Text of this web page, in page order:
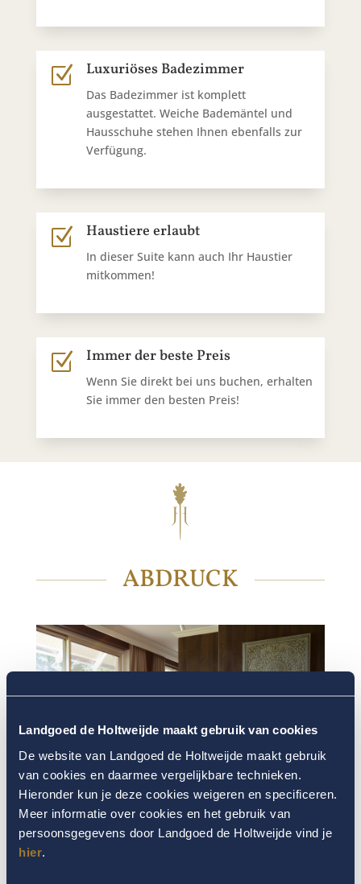
Landgoed de Holtweijde maakt gebruik van cookies
De website van Landgoed de Holtweijde maakt gebruik
van cookies en daarmee vergelijkbare technieken.
Hieronder kun je deze cookies weigeren en specificeren.
Meer informatie over cookies en het gebruik van
persoonsgegevens door Landgoed de Holtweijde vind je
hier.
Z Luxuriöses Badezimmer
Das Badezimmer ist komplett
ausgestattet. Weiche Bademäntel und
Hausschuhe stehen Ihnen ebenfalls zur
Verfügung.
Z Haustiere erlaubt
In dieser Suite kann auch Ihr Haustier
mitkommen!
Z Immer der beste Preis
Wenn Sie direkt bei uns buchen, erhalten
Sie immer den besten Preis!
ABDRUCK